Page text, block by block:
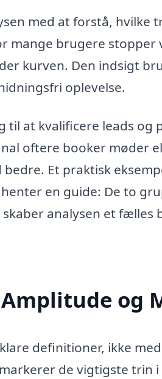
med at forstå, hvilke
mange brugere stopper
kurven. Den indsigt
oplevelse.
til at kvalificere leads
oftere booker møder
Et praktisk
en guide: De to
analysen et fælles
og
definitioner, ikke
de vigtigste trin